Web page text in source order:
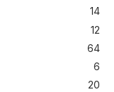
14
12
64
6
20